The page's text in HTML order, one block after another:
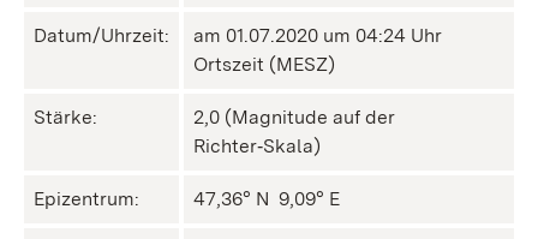
Datum/Uhrzeit:
am 01.07.2020 um 04:24 Uhr
Ortszeit (MESZ)
Stärke:
2,0 (Magnitude auf der
Richter‑Skala)
Epizentrum: 47,36° N ㅤ 9,09° E